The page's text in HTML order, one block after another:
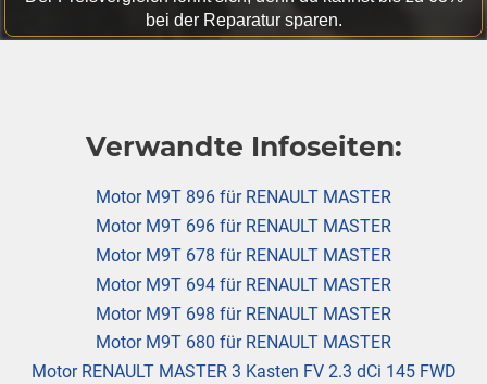
bei der Reparatur sparen.
Verwandte Infoseiten:
Motor M9T 896 für RENAULT MASTER
Motor M9T 696 für RENAULT MASTER
Motor M9T 678 für RENAULT MASTER
Motor M9T 694 für RENAULT MASTER
Motor M9T 698 für RENAULT MASTER
Motor M9T 680 für RENAULT MASTER
Motor RENAULT MASTER 3 Kasten FV 2.3 dCi 145 FWD